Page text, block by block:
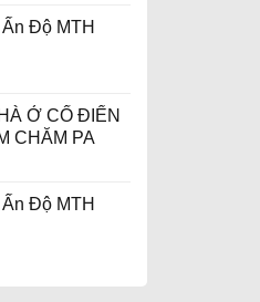
Độ MTH
Ở CỔ ĐIỂN
CHĂM PA
Độ MTH